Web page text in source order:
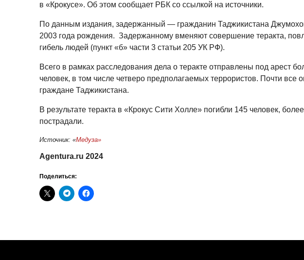
в «Крокусе». Об этом сообщает РБК со ссылкой на источники.
По данным издания, задержанный — гражданин Таджикистана
2003 года рождения. Задержанному вменяют совершение теракта,
гибель людей (пункт «б» части 3 статьи 205 УК РФ).
Всего в рамках расследования дела о теракте отправлены под арест
человек, в том числе четверо предполагаемых террористов. Почти все
граждане Таджикистана.
В результате теракта в «Крокус Сити Холле» погибли 145 человек,
пострадали.
Источник: «Медуза»
Agentura.ru 2024
Поделиться: